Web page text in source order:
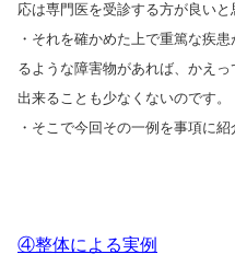
応は専門医を受診する方が良いと
・それを確かめた上で重篤な疾
るような障害物があれば、かえ
出来ることも少なくないのです。
・そこで今回その一例を事項に紹
④整体による実例